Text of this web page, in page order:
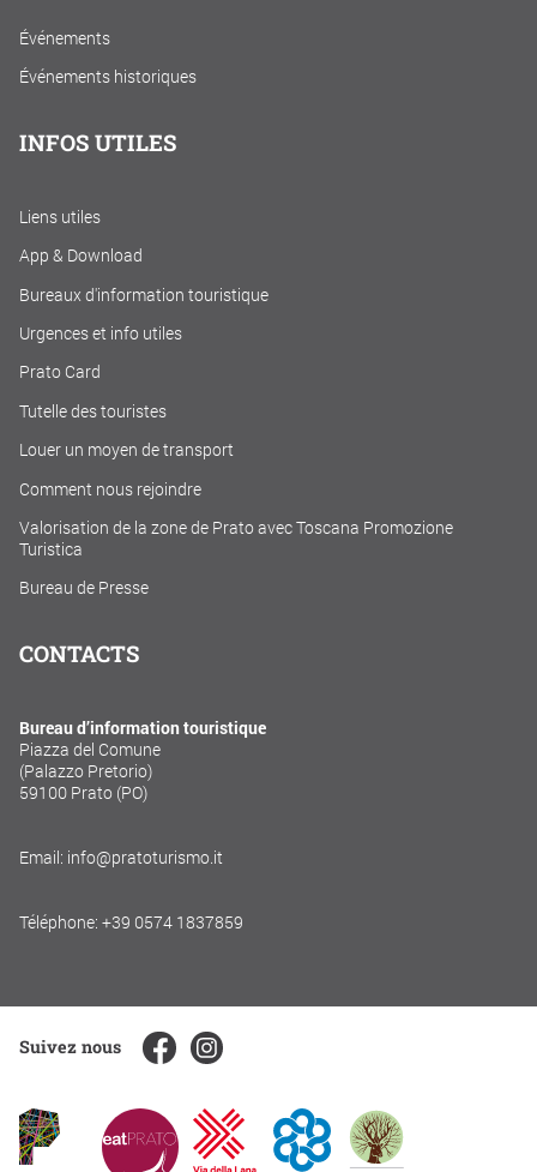
Événements
Événements historiques
INFOS UTILES
Liens utiles
App & Download
Bureaux d'information touristique
Urgences et info utiles
Prato Card
Tutelle des touristes
Louer un moyen de transport
Comment nous rejoindre
Valorisation de la zone de Prato avec Toscana Promozione
Turistica
Bureau de Presse
CONTACTS
Bureau d’information touristique
Piazza del Comune
(Palazzo Pretorio)
59100 Prato (PO)
Email: info@pratoturismo.it
Téléphone: +39 0574 1837859
Suivez nous